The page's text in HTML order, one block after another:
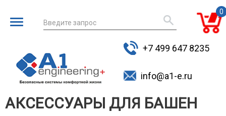
Введите запрос
товаров
0
+7 499 647 8235
info@a1-e.ru
АКСЕССУАРЫ ДЛЯ БАШЕН